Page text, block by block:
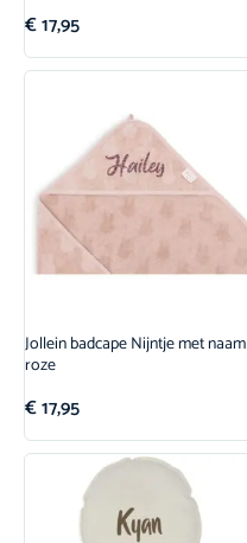
€17,95
Jollein badcape Nijntje met naam
roze
€17,95